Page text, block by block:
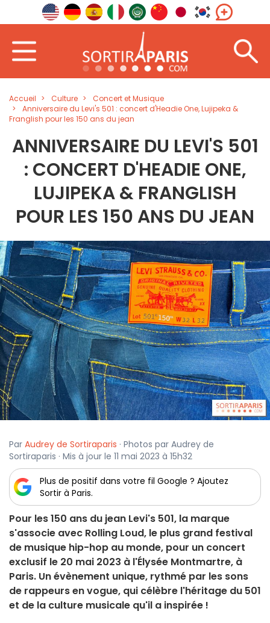
Accueil Culture
Concert et Musique
Anniversaire du Levi's 501 : concert d'Headie One, Lujipeka &
Franglish pour les 150 ans du jean
ANNIVERSAIRE DU LEVI'S 501
: CONCERT D'HEADIE ONE,
LUJIPEKA & FRANGLISH
POUR LES 150 ANS DU JEAN
Par Audrey de Sortiraparis · Photos par Audrey de
Sortiraparis · Mis à jour le 11 mai 2023 à 15h32
Plus de positif dans votre fil Google ? Ajoutez
Sortir à Paris.
Pour les 150 ans du jean Levi's 501, la marque
s'associe avec Rolling Loud, le plus grand festival
de musique hip-hop au monde, pour un concert
exclusif le 20 mai 2023 à l'Élysée Montmartre, à
Paris. Un évènement unique, rythmé par les sons
de rappeurs en vogue, qui célèbre l'héritage du 501
et de la culture musicale qu'il a inspirée !